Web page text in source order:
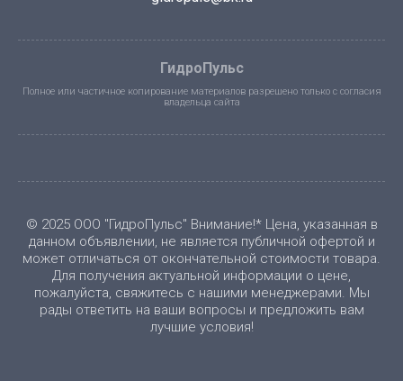
ГидроПульс
Полное или частичное копирование материалов разрешено только с согласия
владельца сайта
© 2025 ООО "ГидроПульс" Внимание!* Цена, указанная в
данном объявлении, не является публичной офертой и
может отличаться от окончательной стоимости товара.
Для получения актуальной информации о цене,
пожалуйста, свяжитесь с нашими менеджерами. Мы
рады ответить на ваши вопросы и предложить вам
лучшие условия!